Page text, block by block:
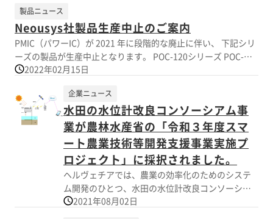
8108GC-XL：NVIDIA RTX5070Ti搭載可能、車載対
応の堅牢モデル ・Nuvo-9650AWPシリーズ：
Jetson AGX Orin搭載、IP66防水・防塵モデル
待されています。従来200Vまでの単相交流のみで
あったものが、 600Vまでの単相及び三相交流でも
可能となり、ビル管理、工場内、水中・地中、 ま
たスタジアム施設など、そのユースケースは拡
に「つなぐIoTソリューション」を提供し、 ビル管
理、工場内ネットワーク、街の施設や機器間通信
など、幅広い用途分野で 利用可能で、「IEEE
1901」国際標準規格にも準拠のHD-PLC方式に関
する新しい状況や アプリケーション動向を当アラ
イアンス企業各社より広く紹介いたします。 専用
LSI、モジュールから、アダプタ機器、各種デモン
ストレーションまで、 現場の工事導入コストを抑
え利用が容易なHD-PLCソリューションをぜひご体
Neousys社製品生産中止のご案内
製品ニュース
PMIC（パワーIC）が 2021 年に段階的な廃止に伴い、 下記シリ
ーズの製品が生産中止となります。 POC-120シリーズ POC-
120,POC-120MZ POC-200シリーズ POC-200,POC-210,POC-
でに、必要数をご確認頂き、 ご注文頂きますようお願い致しま
す。 メーカー最終受注日 ：2022年4月11日 弊社最終受
注日 ：2022年4月8日 メーカー最終製品出荷予定
日：2022年10月11日 ※メーカー受注数がPMICの在庫数より注
文数が少ない場合は全数発注可能ですが 合計数量が在庫数量よ
り多い場合は一部キャンセルとなります。 恐れ入りますが、お
早めに必要数量ご連絡ください。 推奨される代替品 POC-400、
ましたら、 お気軽にお問い合わせください。
2022年02月15日
水田の水位計改良コンソーシアム事
業が農林水産省の「令和３年度スマ
ート農業技術等開発支援事業実施プ
ロジェクト」に採択されました。
企業ニュース
ヘルヴェチアでは、農業の効率化のためのシステ
ム開発のひとつ、水田の水位計改良コンソーシア
ム事業が農林水産省の「令和３年度スマート農業
2021年08月02日